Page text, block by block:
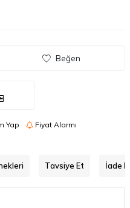
Beğen
Yap Fiyat Alarmı
Tavsiye Et İade